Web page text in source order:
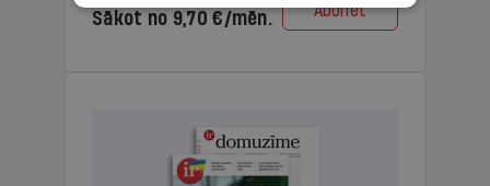
Sākot no 9,70 €/mēn. Abonēt